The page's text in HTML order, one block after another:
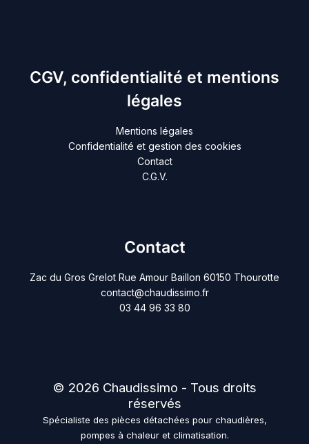
CGV, confidentialité et mentions
légales
Mentions légales
Confidentialité et gestion des cookies
Contact
C.G.V.
Contact
Zac du Gros Grelot Rue Amour Baillon 60150 Thourotte
contact@chaudissimo.fr
03 44 96 33 80
© 2026 Chaudissimo - Tous droits
réservés
Spécialiste des pièces détachées pour chaudières,
pompes à chaleur et climatisation.